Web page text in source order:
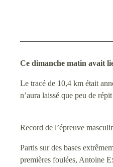
Ce dimanche matin avait
Le tracé de 10,4 km était
n’aura laissé que peu de
Record de l’épreuve
Partis sur des bases
premières foulées, Antoine